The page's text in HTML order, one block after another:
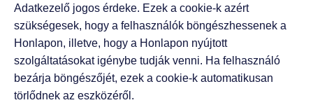
Adatkezelő jogos érdeke. Ezek a cookie-k azért
szükségesek, hogy a felhasználók böngészhessenek a
Honlapon, illetve, hogy a Honlapon nyújtott
szolgáltatásokat igénybe tudják venni. Ha felhasználó
bezárja böngészőjét, ezek a cookie-k automatikusan
törlődnek az eszközéről.